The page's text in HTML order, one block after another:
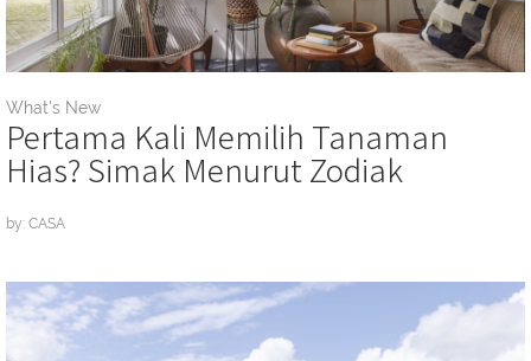
What's New
Pertama Kali Memilih Tanaman
Hias? Simak Menurut Zodiak
by: CASA